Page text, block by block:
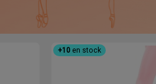
+10 en stock